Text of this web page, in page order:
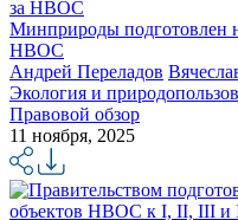
Минприроды подготовлен
НВОС
Андрей Переладов
Экология и
Правовой обзор
11 ноября, 2025